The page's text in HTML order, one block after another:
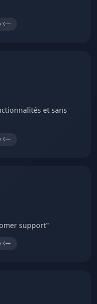
ー
et sans
ー
support"
ー